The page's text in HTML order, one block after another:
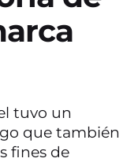
tuvo un
que también
fines de